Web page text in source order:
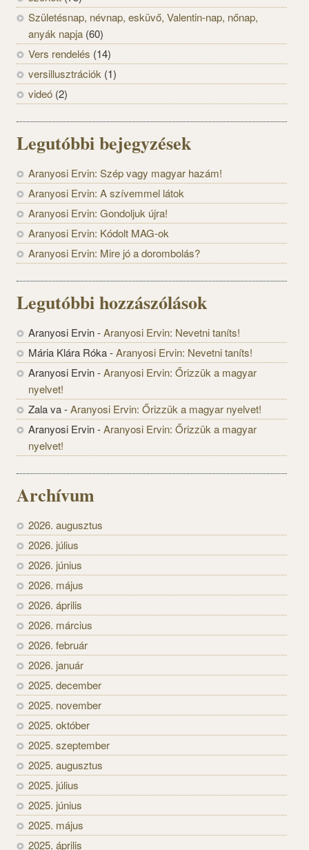
Születésnap, névnap, esküvő, Valentin-nap, nőnap,
anyák napja (60)
Vers rendelés (14)
versillusztrációk (1)
videó (2)
Legutóbbi bejegyzések
Aranyosi Ervin: Szép vagy magyar hazám!
Aranyosi Ervin: A szívemmel látok
Aranyosi Ervin: Gondoljuk újra!
Aranyosi Ervin: Kódolt MAG-ok
Aranyosi Ervin: Mire jó a dorombolás?
Legutóbbi hozzászólások
Aranyosi Ervin-Aranyosi Ervin: Nevetni taníts!
Mária Klára Róka-Aranyosi Ervin: Nevetni taníts!
Aranyosi Ervin-Aranyosi Ervin: Őrizzük a magyar
nyelvet!
Zala va-Aranyosi Ervin: Őrizzük a magyar nyelvet!
Aranyosi Ervin-Aranyosi Ervin: Őrizzük a magyar
nyelvet!
Archívum
2026. augusztus
2026. július
2026. június
2026. május
2026. április
2026. március
2026. február
2026. január
2025. december
2025. november
2025. október
2025. szeptember
2025. augusztus
2025. július
2025. június
2025. május
2025. április